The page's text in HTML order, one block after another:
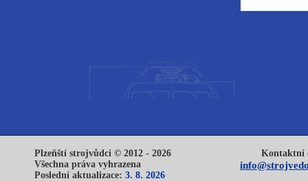
Plzeňští strojvůdci © 2012 - 2026
Všechna práva vyhrazena
Poslední aktualizace: 3. 8. 2026
Kontaktní